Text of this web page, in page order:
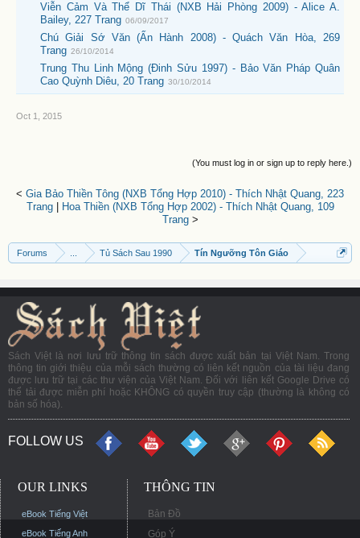
Viễn Cảm Và Thể Dĩ Thái (NXB Hải Phòng 2009) - Alice A.
Bailey, 227 Trang 06/09/2017
Chú Giải Sớ Văn (Ấn Hành 2008) - Quách Văn Hòa, 269
Trang 26/10/2014
Trung Thu Linh Mộng (Đinh Sửu 1997) - Bảo Văn Pháp Quân
Cao Quỳnh Diêu, 20 Trang 30/10/2014
Oct 1, 2015
(You must log in or sign up to reply here.)
< Gia Bảo Thiền Tông (NXB Tổng Hợp 2010) - Thích Nhật Quang, 223
Trang|
Hoa Thiền (NXB Tổng Hợp 2002) - Thích Nhật Quang, 109
Trang>
Forums Tủ Sách Sau 1990 Tín Ngưỡng Tôn Giáo
Sách Việt là nơi lưu trữ thông tin sách được xuất bản tại Việt Nam. Trong
thông tin giới thiệu của mỗi sách thường có liên kết nguồn của tài liệu đang
được lưu trữ tại các thư viện của Việt Nam. Đối với liên kết Google Drive có
thể tải được miễn phí hoặc KHÔNG có quyền truy cập (thường là không có
bản số hóa).
FOLLOW US
OUR LINKS
eBook Tiếng Việt
eBook Tiếng Anh
THÔNG TIN
Bản Đồ
Góp Ý